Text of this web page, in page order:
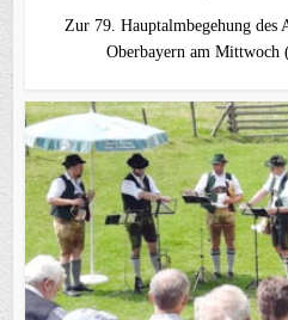
Zur 79. Hauptalmbegehung des
Oberbayern am Mittwoch